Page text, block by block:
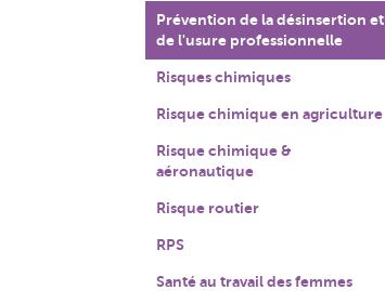
Prévention de la désinsertion et
de l'usure professionnelle
Risques chimiques
Risque chimique en agriculture
Risque chimique &
aéronautique
Risque routier
RPS
Santé au travail des femmes